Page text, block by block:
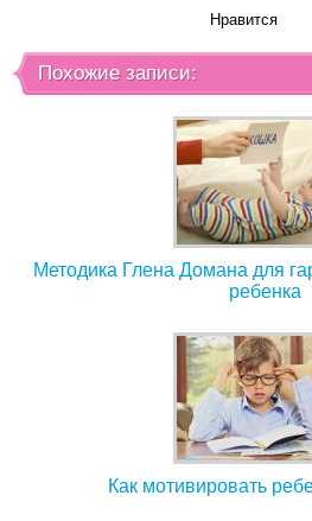
Нравится
Похожие записи:
Методика Глена Домана для
ребенка
Как мотивировать